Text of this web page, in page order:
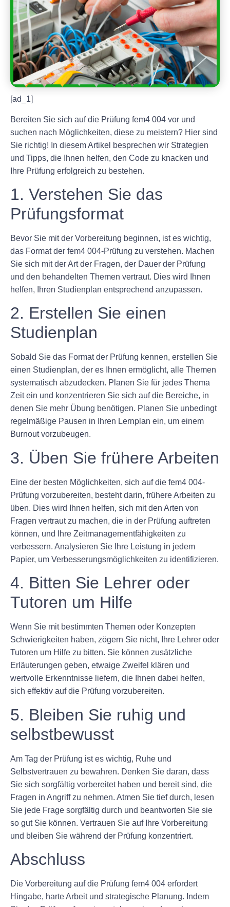
[ad_1]
Bereiten Sie sich auf die Prüfung fem4 004 vor und
suchen nach Möglichkeiten, diese zu meistern? Hier sind
Sie richtig! In diesem Artikel besprechen wir Strategien
und Tipps, die Ihnen helfen, den Code zu knacken und
Ihre Prüfung erfolgreich zu bestehen.
1. Verstehen Sie das
Prüfungsformat
Bevor Sie mit der Vorbereitung beginnen, ist es wichtig,
das Format der fem4 004-Prüfung zu verstehen. Machen
Sie sich mit der Art der Fragen, der Dauer der Prüfung
und den behandelten Themen vertraut. Dies wird Ihnen
helfen, Ihren Studienplan entsprechend anzupassen.
2. Erstellen Sie einen
Studienplan
Sobald Sie das Format der Prüfung kennen, erstellen Sie
einen Studienplan, der es Ihnen ermöglicht, alle Themen
systematisch abzudecken. Planen Sie für jedes Thema
Zeit ein und konzentrieren Sie sich auf die Bereiche, in
denen Sie mehr Übung benötigen. Planen Sie unbedingt
regelmäßige Pausen in Ihren Lernplan ein, um einem
Burnout vorzubeugen.
3. Üben Sie frühere Arbeiten
Eine der besten Möglichkeiten, sich auf die fem4 004-
Prüfung vorzubereiten, besteht darin, frühere Arbeiten zu
üben. Dies wird Ihnen helfen, sich mit den Arten von
Fragen vertraut zu machen, die in der Prüfung auftreten
können, und Ihre Zeitmanagementfähigkeiten zu
verbessern. Analysieren Sie Ihre Leistung in jedem
Papier, um Verbesserungsmöglichkeiten zu identifizieren.
4. Bitten Sie Lehrer oder
Tutoren um Hilfe
Wenn Sie mit bestimmten Themen oder Konzepten
Schwierigkeiten haben, zögern Sie nicht, Ihre Lehrer oder
Tutoren um Hilfe zu bitten. Sie können zusätzliche
Erläuterungen geben, etwaige Zweifel klären und
wertvolle Erkenntnisse liefern, die Ihnen dabei helfen,
sich effektiv auf die Prüfung vorzubereiten.
5. Bleiben Sie ruhig und
selbstbewusst
Am Tag der Prüfung ist es wichtig, Ruhe und
Selbstvertrauen zu bewahren. Denken Sie daran, dass
Sie sich sorgfältig vorbereitet haben und bereit sind, die
Fragen in Angriff zu nehmen. Atmen Sie tief durch, lesen
Sie jede Frage sorgfältig durch und beantworten Sie sie
so gut Sie können. Vertrauen Sie auf Ihre Vorbereitung
und bleiben Sie während der Prüfung konzentriert.
Abschluss
Die Vorbereitung auf die Prüfung fem4 004 erfordert
Hingabe, harte Arbeit und strategische Planung. Indem